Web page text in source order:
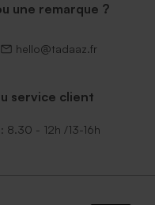
une remarque ?
hello@tadaaz.fr
service client
8.30 - 12h /13-16h